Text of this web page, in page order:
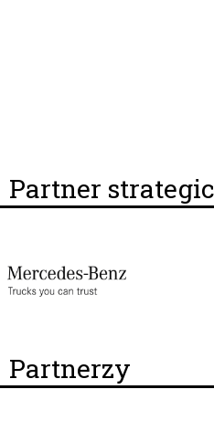
Partner
Partnerzy